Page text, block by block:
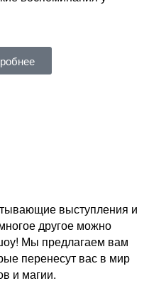
выступления и
другое можно
Мы предлагаем вам
перенесут вас в мир
и магии.